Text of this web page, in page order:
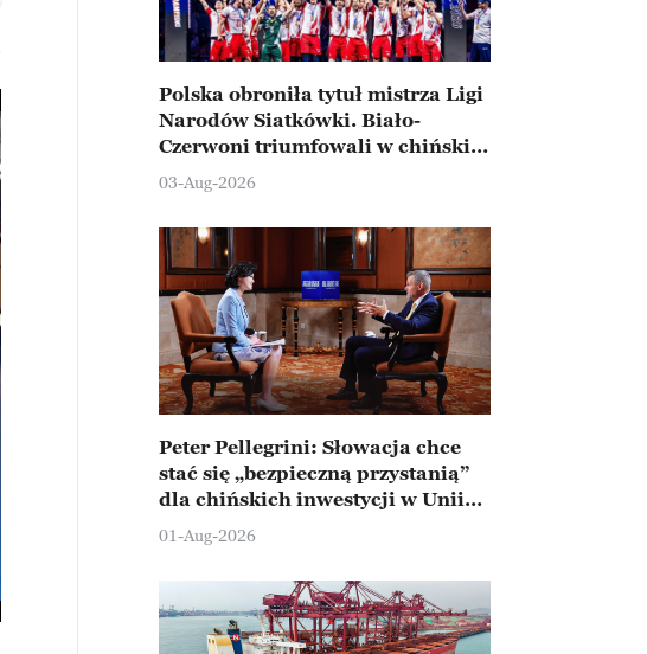
Polska obroniła tytuł mistrza Ligi
Narodów Siatkówki. Biało-
Czerwoni triumfowali w chińskim
Ningbo
03-Aug-2026
Peter Pellegrini: Słowacja chce
stać się „bezpieczną przystanią”
dla chińskich inwestycji w Unii
Europejskiej
01-Aug-2026